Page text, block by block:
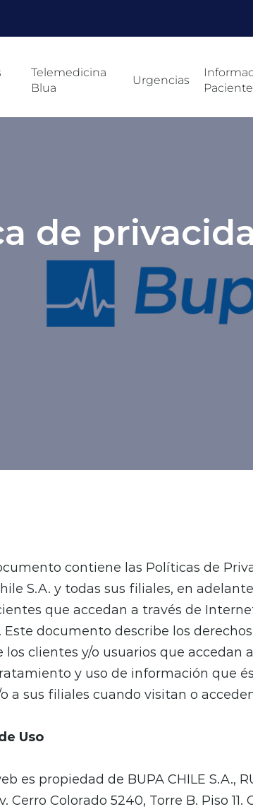
Telemedicina
Blua
Urgencias
Paciente
de
contiene las Políticas de
S.A. y todas sus filiales, en
que accedan a través de
. Este documento describe los
los clientes y/o usuarios que accedan
y uso de información que
a sus filiales cuando visitan o
Uso
es propiedad de BUPA CHILE S.A.,
Cerro Colorado 5240, Torre B. Piso 11.